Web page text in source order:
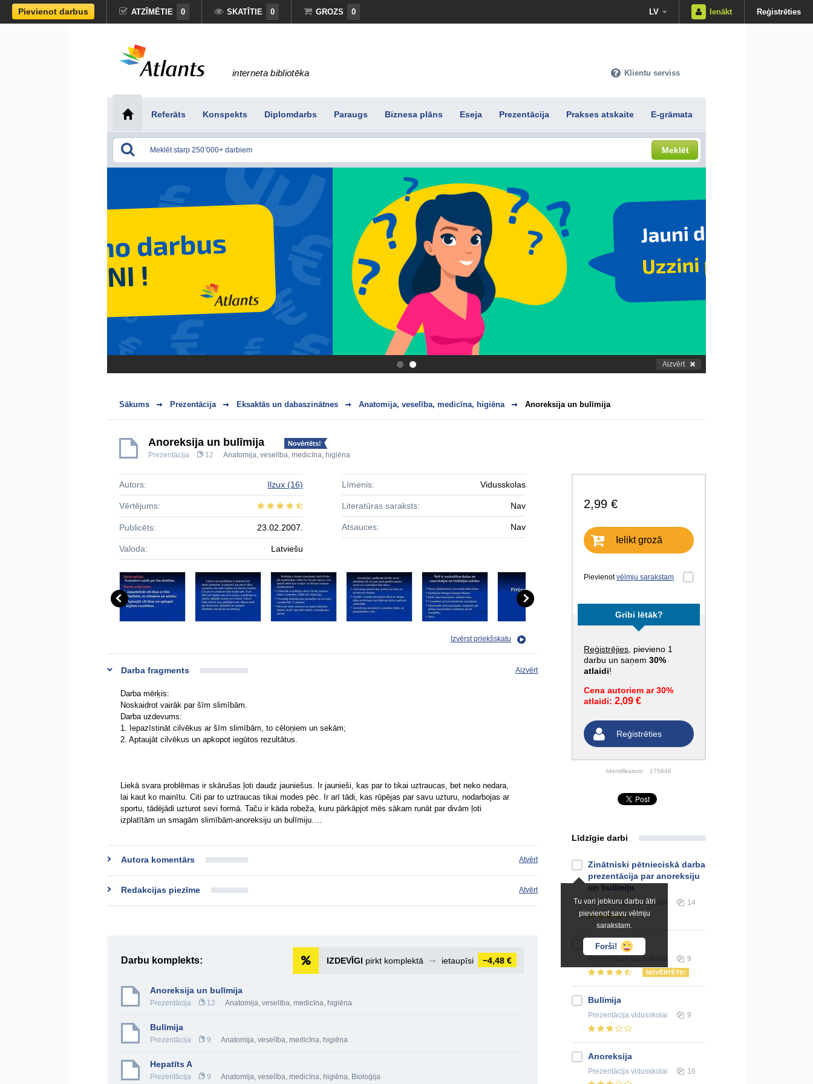
Pievienot darbus ATZĪMĒTIE 0 SKATĪTIE 0 GROZS 0 LV Ienākt Reģistrēties
interneta bibliotēka Klientu serviss
Referāts Konspekts Diplomdarbs Paraugs Biznesa plāns Eseja Prezentācija Prakses atskaite E-grāmata
Meklēt
. Aizvērt
Sākums Prezentācija Eksaktās un dabaszinātnes Anatomija, veselība, medicīna, higiēna Anoreksija un bulīmija
Anoreksija un bulīmija Novērtēts!
Prezentācija 12 Anatomija, veselība, medicīna, higiēna
2,99 €
Ielikt grozā
Pievienotvēlmju sarakstam
Gribi lētāk?
Reģistrējies , pievieno 1
darbu un saņem 30%
atlaidi!
Cena autoriem ar 30%
atlaidi: 2,09 €
Reģistrēties
Identifikators: 175646
Autors: Ilzux (16)
Vērtējums:
Publicēts: 23.02.2007.
Valoda: Latviešu
Līmenis: Vidusskolas
Literatūras saraksts: Nav
Atsauces: Nav
Izvērst priekšskatu
Darba fragments Aizvērt
Darba mērķis:
Noskaidrot vairāk par šīm slimībām.
Darba uzdevums:
1. Iepazīstināt cilvēkus ar šīm slimībām, to cēloņiem un sekām;
2. Aptaujāt cilvēkus un apkopot iegūtos rezultātus.
Liekā svara problēmas ir skārušas ļoti daudz jauniešus. Ir jaunieši, kas par to tikai uztraucas, bet neko nedara,
lai kaut ko mainītu. Citi par to uztraucas tikai modes pēc. Ir arī tādi, kas rūpējas par savu uzturu, nodarbojas ar
sportu, tādējādi uzturot sevi formā. Taču ir kāda robeža, kuru pārkāpjot mēs sākam runāt par divām ļoti
izplatītām un smagām slimībām-anoreksiju un bulīmiju.…
Autora komentārs Atvērt
Redakcijas piezīme Atvērt
Darbu komplekts: IZDEVĪGI pirkt komplektā ➞ ietaupīsi −4,48 €
Anoreksija un bulīmija
Prezentācija 12 Anatomija, veselība, medicīna, higiēna
Bulīmija
Prezentācija 9 Anatomija, veselība, medicīna, higiēna
Hepatīts A
Prezentācija 9 Anatomija, veselība, medicīna, higiēna, Bioloģija
Līdzīgie darbi
Tu vari jebkuru darbu ātri
pievienot savu vēlmju
sarakstam.
Forši!
Zinātniski pētnieciskā darba
prezentācija par anoreksiju
un bulīmiju
Prezentācijavidusskolai 14
Bulīmija
9
NOVĒRTĒTS!
Bulīmija
Prezentācija vidusskolai 9
Anoreksija
Prezentācija vidusskolai 16